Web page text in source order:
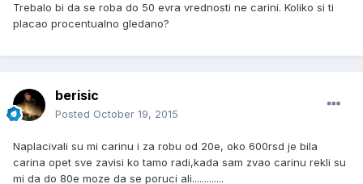
Trebalo bi da se roba do 50 evra vrednosti ne carini. Koliko si ti
placao procentualno gledano?
berisic
Posted October 19, 2015
Naplacivali su mi carinu i za robu od 20e, oko 600rsd je bila
carina opet sve zavisi ko tamo radi,kada sam zvao carinu rekli su
mi da do 80e moze da se poruci ali.............